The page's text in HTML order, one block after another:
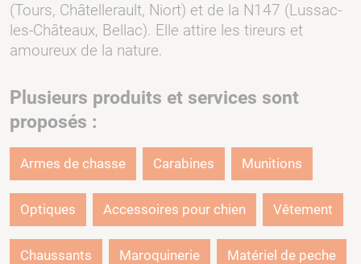
(Tours, Châtellerault, Niort) et de la N147 (Lussac-
les-Châteaux, Bellac). Elle attire les tireurs et
amoureux de la nature.
Plusieurs produits et services sont
proposés :
Armes de chasse Carabines Munitions
Optiques Accessoires pour chien Vêtement
Chaussants Maroquinerie Matériel de peche